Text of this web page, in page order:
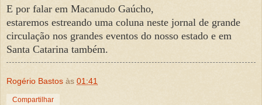
E por falar em Macanudo Gaúcho,
estaremos estreando uma coluna neste jornal de grande
circulação nos grandes eventos do nosso estado e em
Santa Catarina também.
Rogério Bastos às 01:41
Compartilhar